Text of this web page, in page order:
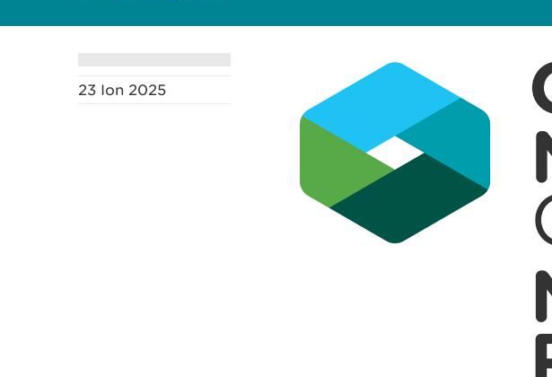
23 Ion 2025